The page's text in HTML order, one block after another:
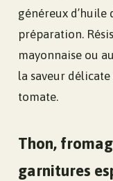
généreux d’huile
préparation.
mayonnaise ou
la saveur
tomate.
Thon,
garnitures